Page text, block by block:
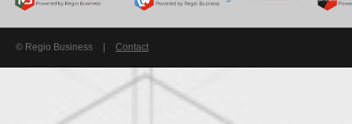
© Regio Business Contact